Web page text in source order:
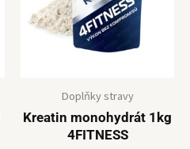
Doplňky stravy
Kreatin monohydrát 1kg
4FITNESS